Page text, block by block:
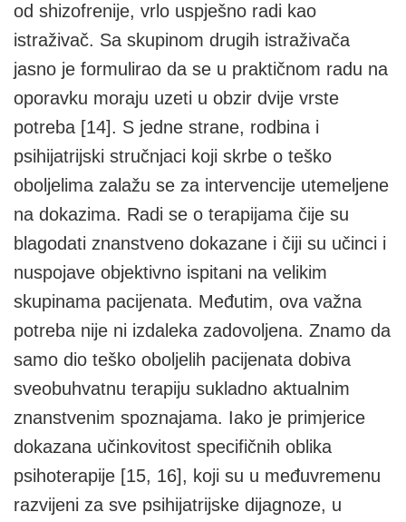
od shizofrenije, vrlo uspješno radi kao
istraživač. Sa skupinom drugih istraživača
jasno je formulirao da se u praktičnom radu na
oporavku moraju uzeti u obzir dvije vrste
potreba [14]. S jedne strane, rodbina i
psihijatrijski stručnjaci koji skrbe o teško
oboljelima zalažu se za intervencije utemeljene
na dokazima. Radi se o terapijama čije su
blagodati znanstveno dokazane i čiji su učinci i
nuspojave objektivno ispitani na velikim
skupinama pacijenata. Međutim, ova važna
potreba nije ni izdaleka zadovoljena. Znamo da
samo dio teško oboljelih pacijenata dobiva
sveobuhvatnu terapiju sukladno aktualnim
znanstvenim spoznajama. Iako je primjerice
dokazana učinkovitost specifičnih oblika
psihoterapije [15, 16], koji su u međuvremenu
razvijeni za sve psihijatrijske dijagnoze, u